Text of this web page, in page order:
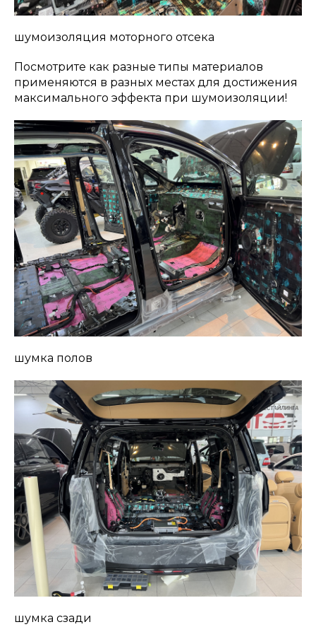
шумоизоляция моторного отсека
Посмотрите как разные типы материалов
применяются в разных местах для достижения
максимального эффекта при шумоизоляции!
шумка полов
шумка сзади